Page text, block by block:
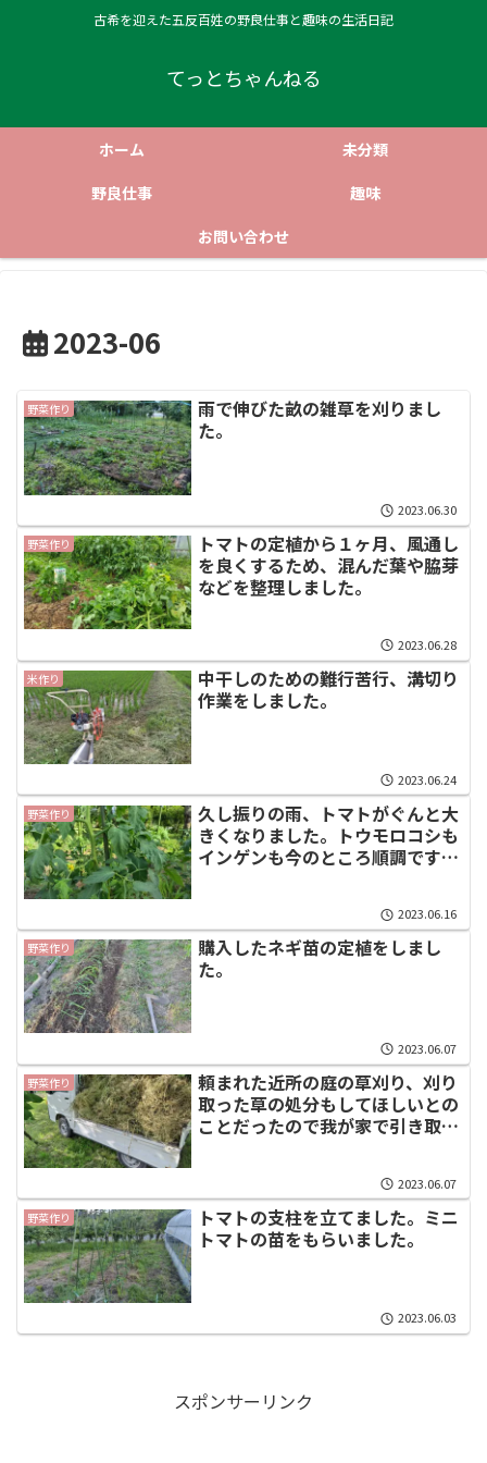
古希を迎えた五反百姓の野良仕事と趣味の生活日記
てっとちゃんねる
ホーム
未分類
野良仕事
趣味
お問い合わせ
2023-06
野菜作り
雨で伸びた畝の雑草を刈りまし
た。
2023.06.30
野菜作り
トマトの定植から１ヶ月、風通し
を良くするため、混んだ葉や脇芽
などを整理しました。
2023.06.28
米作り
中干しのための難行苦行、溝切り
作業をしました。
2023.06.24
野菜作り
久し振りの雨、トマトがぐんと大
きくなりました。トウモロコシも
インゲンも今のところ順調です。
2023.06.16
野菜作り
購入したネギ苗の定植をしまし
た。
2023.06.07
野菜作り
頼まれた近所の庭の草刈り、刈り
取った草の処分もしてほしいとの
ことだったので我が家で引き取り
2023.06.07
野菜作り
トマトの支柱を立てました。ミニ
トマトの苗をもらいました。
2023.06.03
スポンサーリンク